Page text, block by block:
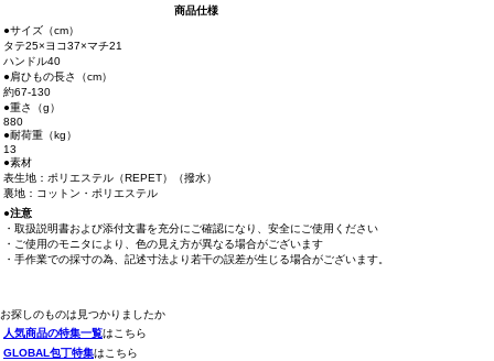
商品仕様
●サイズ（cm）
タテ25×ヨコ37×マチ21
ハンドル40
●肩ひもの長さ（cm）
約67-130
●重さ（g）
880
●耐荷重（kg）
13
●素材
表生地：ポリエステル（REPET）（撥水）
裏地：コットン・ポリエステル
●注意
・取扱説明書および添付文書を充分にご確認になり、安全にご使用ください
・ご使用のモニタにより、色の見え方が異なる場合がございます
・手作業での採寸の為、記述寸法より若干の誤差が生じる場合がございます。
お探しのものは見つかりましたか
人気商品の特集一覧はこちら
GLOBAL包丁特集はこちら